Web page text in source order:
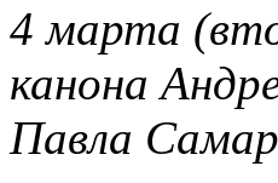
4 марта
канона
Павла